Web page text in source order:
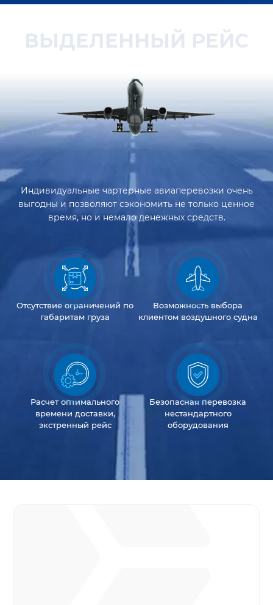
ВЫДЕЛЕННЫЙ РЕЙС
Индивидуальные чартерные авиаперевозки очень
выгодны и позволяют сэкономить не только ценное
время, но и немало денежных средств.
Отсутствиеограничений по
габаритам груза
Возможность выбора
клиентом воздушного судна
Расчет оптимального
времени доставки,
экстренный рейс
Безопасная перевозка
нестандартного
оборудования